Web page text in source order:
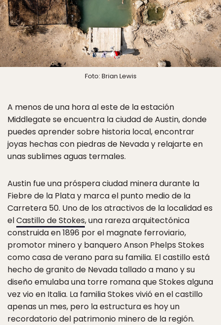
Foto: Brian Lewis
A menos de una hora al este de la estación
Middlegate se encuentra la ciudad de Austin, donde
puedes aprender sobre historia local, encontrar
joyas hechas con piedras de Nevada y relajarte en
unas sublimes aguas termales.
Austin fue una próspera ciudad minera durante la
Fiebre de la Plata y marca el punto medio de la
Carretera 50. Uno de los atractivos de la localidad es
elCastillo de Stokes, una rareza arquitectónica
construida en 1896 por el magnate ferroviario,
promotor minero y banquero Anson Phelps Stokes
como casa de verano para su familia. El castillo está
hecho de granito de Nevada tallado a mano y su
diseño emulaba una torre romana que Stokes alguna
vez vio en Italia. La familia Stokes vivió en el castillo
apenas un mes, pero la estructura es hoy un
recordatorio del patrimonio minero de la región.